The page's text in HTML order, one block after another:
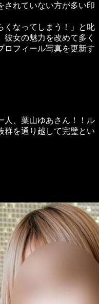
されていない方が多い印
くなってしまう！」と叱
女の魅力を改めて多く
ロフィール写真を更新す
人、葉山ゆあさん！！ル
群を通り越して完璧とい